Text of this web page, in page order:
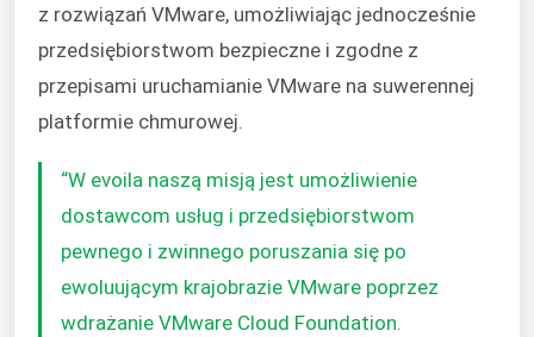
z rozwiązań VMware, umożliwiając jednocześnie
przedsiębiorstwom bezpieczne i zgodne z
przepisami uruchamianie VMware na suwerennej
platformie chmurowej.
“W evoila naszą misją jest umożliwienie
dostawcom usług i przedsiębiorstwom
pewnego i zwinnego poruszania się po
ewoluującym krajobrazie VMware poprzez
wdrażanie VMware Cloud Foundation.